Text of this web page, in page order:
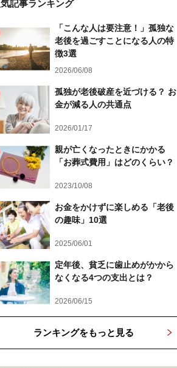
気記事ランキング
「こんな人は要注意！」孤独な
老後を過ごすことになる人の特
徴3選
2026/06/08
孤独が老後破産を近づける？ お
金が減る人の共通点
2026/01/17
親が亡くなったときにかかる
「お葬式費用」はどのくらい？
2023/10/08
お金をかけずに楽しめる「老後
の趣味」10選
2025/06/01
定年後、貧乏に歯止めがかから
なくなる4つの支出とは？
2026/06/15
ランキングをもっと見る